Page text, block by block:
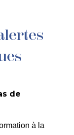
des
de
à la